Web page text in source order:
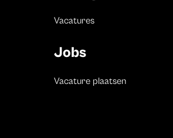
Vacatures
Jobs
Vacature plaatsen